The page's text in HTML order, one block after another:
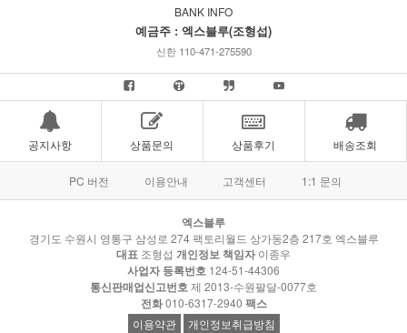
BANK INFO
예금주 : 엑스블루(조형섭)
신한 110-471-275590
공지사항 상품문의 상품후기 배송조회
PC 버전 이용안내 고객센터 1:1 문의
엑스블루
경기도 수원시 영통구 삼성로 274 팩토리월드 상가동2층 217호 엑스블루
대표 조형섭 개인정보 책임자 이종우
사업자 등록번호 124-51-44306
통신판매업신고번호제 2013-수원팔달-0077호
전화010-6317-2940 팩스
이용약관 개인정보취급방침